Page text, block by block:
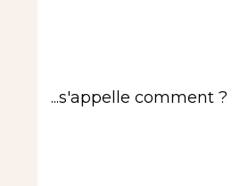
...s'appelle comment ?